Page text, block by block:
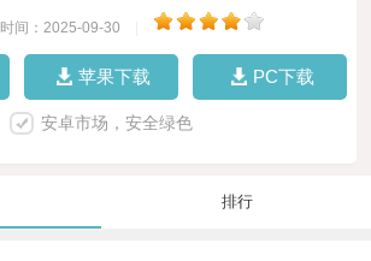
时间：2025-09-30
苹果下载 PC下载
安卓市场，安全绿色
排行